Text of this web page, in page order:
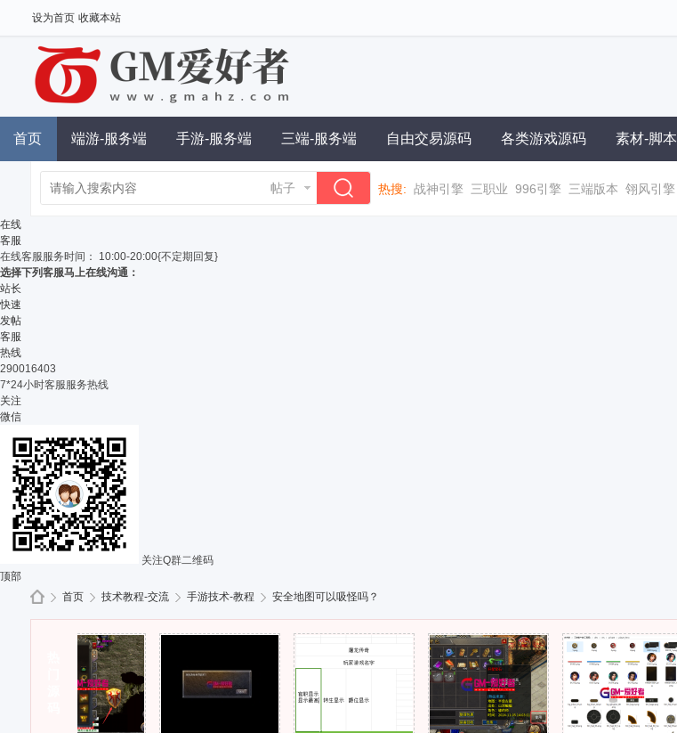
设为首页 收藏本站
首页 端游-服务端 手游-服务端 三端-服务端 自由交易源码 各类游戏源码 素材-脚本
帖子 热搜: 战神引擎 三职业 996引擎 三端版本 翎风引擎
在线
客服
在线客服服务时间： 10:00-20:00{不定期回复}
选择下列客服马上在线沟通：
站长
快速
发帖
客服
热线
290016403
7*24小时客服服务热线
关注
微信
关注Q群二维码
顶部
首页
›
技术教程-交流 手游技术-教程 安全地图可以吸怪吗？